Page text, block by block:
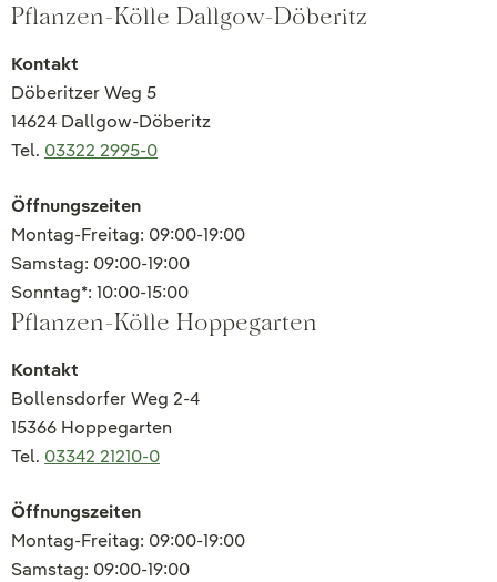
Pflanzen-Kölle Dallgow-Döberitz
Kontakt
Döberitzer Weg 5
14624 Dallgow-Döberitz
Tel. 03322 2995-0
Öffnungszeiten
Montag-Freitag: 09:00-19:00
Samstag: 09:00-19:00
Sonntag*: 10:00-15:00
Pflanzen-Kölle Hoppegarten
Kontakt
Bollensdorfer Weg 2-4
15366 Hoppegarten
Tel. 03342 21210-0
Öffnungszeiten
Montag-Freitag: 09:00-19:00
Samstag: 09:00-19:00